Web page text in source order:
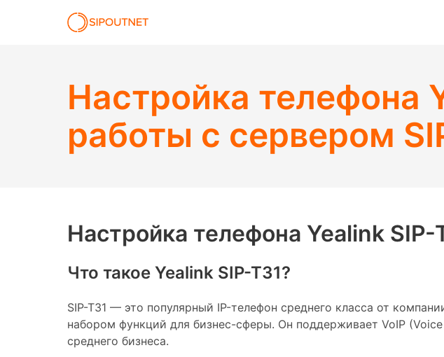
Настройка телефона
работы с сервером
Настройка телефона Yealink
Что такое Yealink SIP-T31?
SIP-T31 — это популярный IP-телефон среднего класса от
набором функций для бизнес-сферы. Он поддерживает VoIP
среднего бизнеса.